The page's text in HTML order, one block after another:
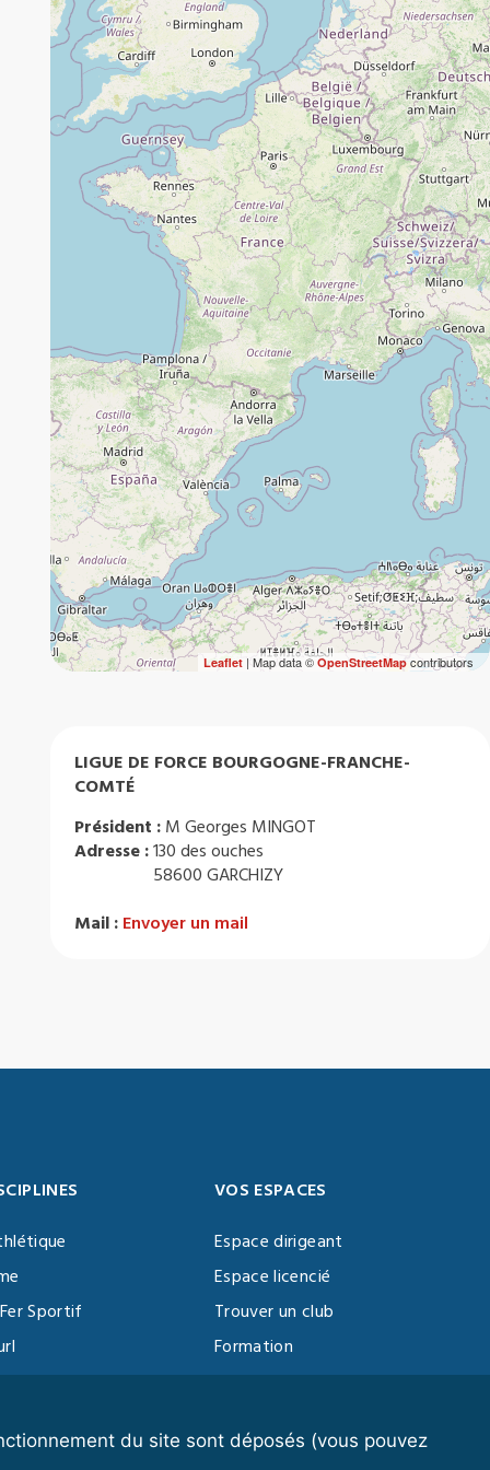
du site sont déposés (vous pouvez
Leaflet| Map data ©OpenStreetMapcontributors
LIGUE DE FORCE BOURGOGNE-FRANCHE-
COMTÉ
Président : M Georges MINGOT
Adresse :130 des ouches
58600 GARCHIZY
Mail : Envoyer un mail
Sportif
Training
VOS ESPACES
Espace dirigeant
Espace licencié
Trouver un club
Formation